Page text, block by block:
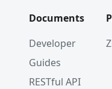
Documents
Developer
Guides
RESTful API